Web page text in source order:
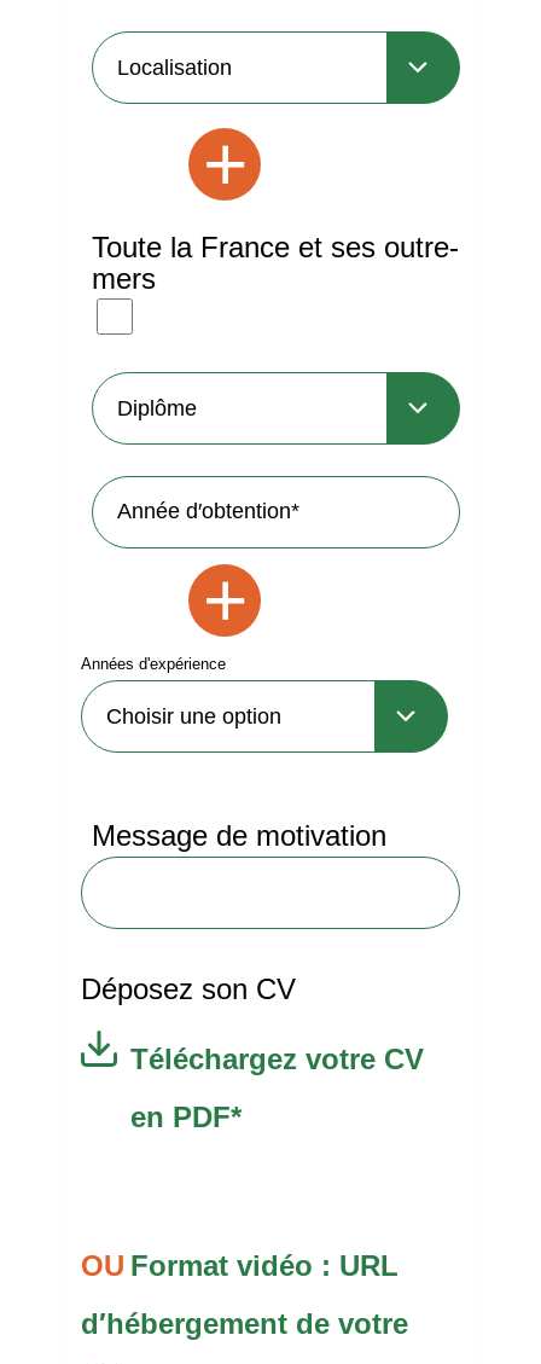
+
Toute la France et ses outre-
mers
+
Années d'expérience
Message de motivation
Déposez son CV
Téléchargez votre CV
en PDF*
Format vidéo : URL
d′hébergement de votre